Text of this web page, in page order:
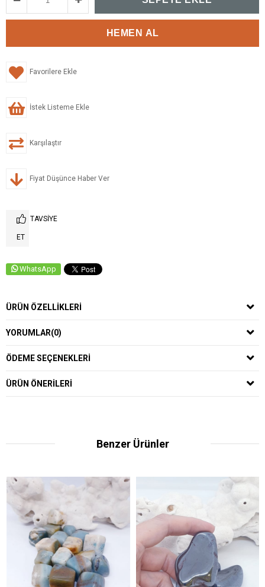
Favorilere Ekle
İstek Listeme Ekle
Karşılaştır
Fiyat Düşünce Haber Ver
TAVSIYE
ET
WhatsApp
ÜRÜN ÖZELLIKLERI
YORUMLAR(0)
ÖDEME SEÇENEKLERI
ÜRÜN ÖNERILERI
Benzer Ürünler